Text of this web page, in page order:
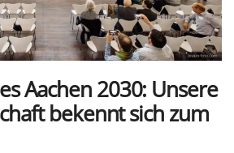
Aachen 2030: Unsere
bekennt sich zum